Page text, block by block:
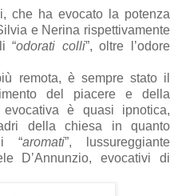
che ha evocato la potenza
e Nerina rispettivamente
“odorati colli”, oltre l’odore
remota, è sempre stato il
del piacere e della
è quasi ipnotica,
della chiesa in quanto
“aromati”, lussureggiante
D’Annunzio, evocativi di